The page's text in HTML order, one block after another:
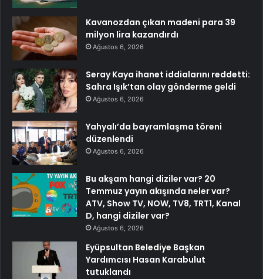
Kavanozdan çıkan madeni para 39
milyon lira kazandırdı
Ağustos 6, 2026
Seray Kaya ihanet iddialarını reddetti:
Sahra Işık’tan olay gönderme geldi
Ağustos 6, 2026
Yahyalı’da bayramlaşma töreni
düzenlendi
Ağustos 6, 2026
Bu akşam hangi diziler var? 20
Temmuz yayın akışında neler var?
ATV, Show TV, NOW, TV8, TRT1, Kanal
D, hangi diziler var?
Ağustos 6, 2026
Eyüpsultan Belediye Başkan
Yardımcısı Hasan Karabulut
tutuklandı